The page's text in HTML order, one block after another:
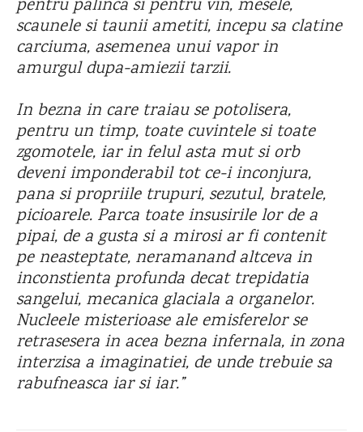
pentru palinca si pentru vin, mesele,
scaunele si taunii ametiti, incepu sa clatine
carciuma, asemenea unui vapor in
amurgul dupa-amiezii tarzii.
In bezna in care traiau se potolisera,
pentru un timp, toate cuvintele si toate
zgomotele, iar in felul asta mut si orb
deveni imponderabil tot ce-i inconjura,
pana si propriile trupuri, sezutul, bratele,
picioarele. Parca toate insusirile lor de a
pipai, de a gusta si a mirosi ar fi contenit
pe neasteptate, neramanand altceva in
inconstienta profunda decat trepidatia
sangelui, mecanica glaciala a organelor.
Nucleele misterioase ale emisferelor se
retrasesera in acea bezna infernala, in zona
interzisa a imaginatiei, de unde trebuie sa
rabufneasca iar si iar.”